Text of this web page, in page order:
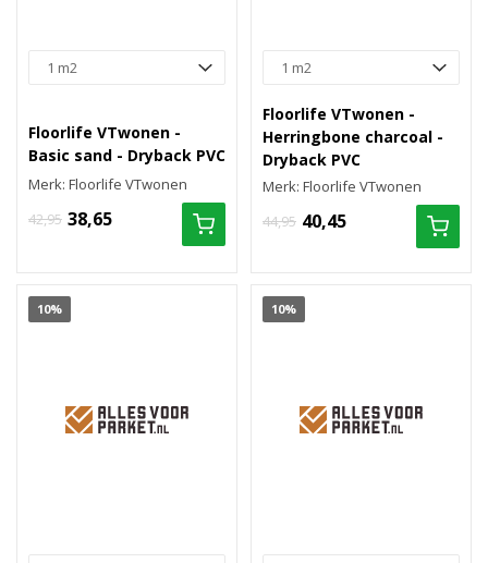
Floorlife VTwonen -
Basic sand - Dryback PVC
Merk: Floorlife VTwonen
42,95 38,65
Floorlife VTwonen -
Herringbone charcoal -
Dryback PVC
Merk: Floorlife VTwonen
44,95 40,45
10% 10%